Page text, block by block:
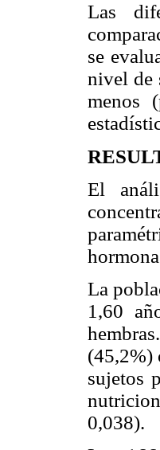
Las
se
nivel de
menos
El
La
1,60
(45,2%)
sujetos
0,038).